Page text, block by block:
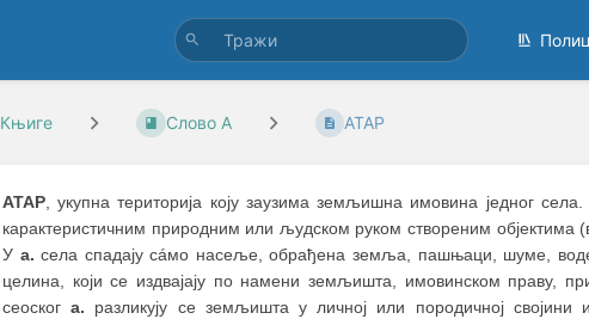
Књиге Слово А АТАР
АТАР, укупна територија коју заузима земљишна имовина једног
карактеристичним природним или људском руком створеним објектима
У а. села спадају сáмо насеље, обрађена земља, пашњаци, шуме,
целина, који се издвајају по намени земљишта, имовинском праву,
сеоскога. разликују се земљишта у личној или породичној